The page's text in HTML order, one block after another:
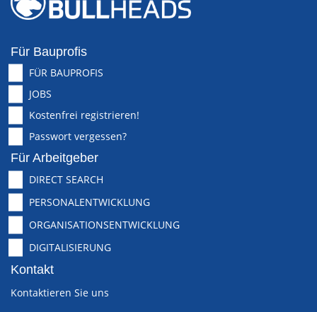
Für Bauprofis
FÜR BAUPROFIS
JOBS
Kostenfrei registrieren!
Passwort vergessen?
Für Arbeitgeber
DIRECT SEARCH
PERSONALENTWICKLUNG
ORGANISATIONSENTWICKLUNG
DIGITALISIERUNG
Kontakt
Kontaktieren Sie uns